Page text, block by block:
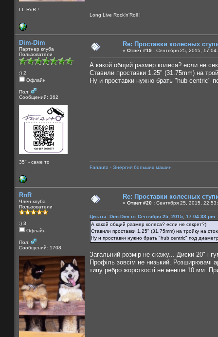
LL RnR !
Long Live Rock'n'Roll !
Dim-Dim
Партнер клуба
Пользователи
:) 2
Офлайн
Пол:
Сообщений: 362
35" - саме то
Re: Проставки колесных
« Ответ #19 : Сентября 25, 2015,
А какой общий размер колеса? если не
Ставили проставки 1.25" (31.75mm) на
Ну и проставки нужно брать "hub centric"
Fanauto - Энергия больших машин
RnR
Член клуба
Пользователи
:) 3
Офлайн
Пол:
Сообщений: 1708
Re: Проставки колесных
« Ответ #20 : Сентября 25, 2015,
Цитата: Dim-Dim от Сентября 25, 2015, 17:04:33 pm
А какой общий размер колеса? если не секрет?)
Ставили проставки 1.25" (31.75mm) на тройку на
Ну и проставки нужно брать "hub centric" под
Загальний розмір не скажу... Диски 20" і
Профіль зовсім не низький. Розширювачі
типу ребро жорсткості не менше 10 мм.